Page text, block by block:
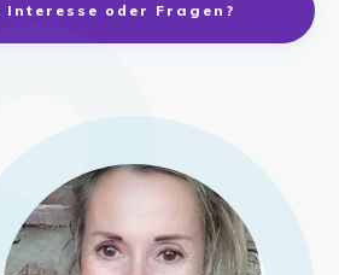
Interesse oder Fragen?